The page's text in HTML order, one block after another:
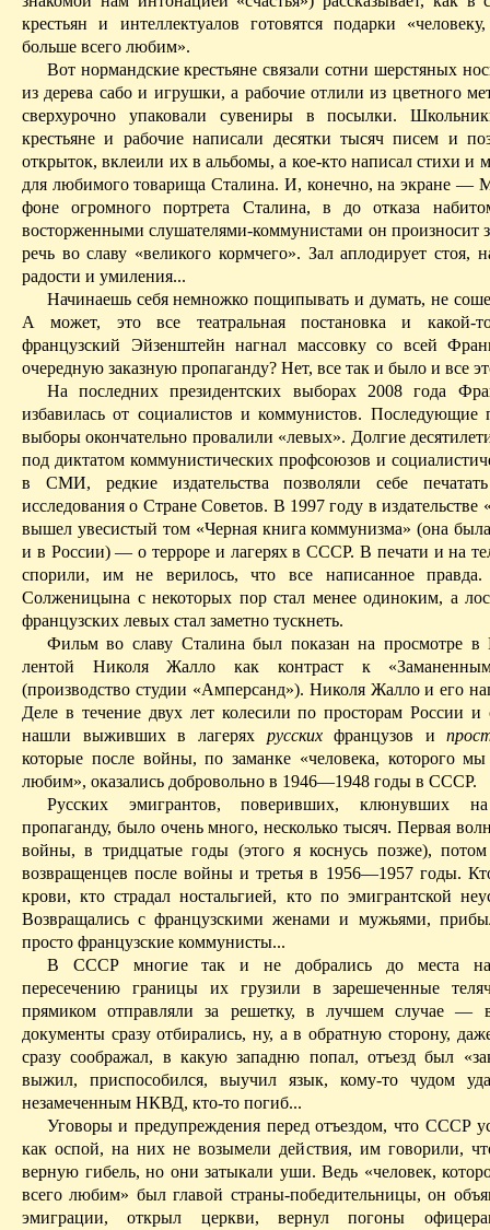
крестьян и интеллектуалов готовятся подарки
больше всего любим».
Вот нормандские крестьяне связали сотни шерстяных
из дерева сабо и игрушки, а рабочие отлили из цветного
сверх­урочно упаковали сувениры в посылки.
крестьяне и рабочие написали десятки тысяч писем и
открыток, вклеили их в альбомы, а кое-кто написал стихи и
для любимого товарища Сталина. И, конечно, на экране —
фоне огромного портрета Сталина, в до отказа
восторженными слушателями-коммунистами он произносит
речь во славу «великого корм­чего». Зал аплодирует стоя,
радости и умиления...
Начинаешь себя немножко пощипывать и думать, не
А может, это все театральная постановка и какой-
французский Эйзенштейн нагнал массовку со всей
очередную заказную пропаганду? Нет, все так и было и все
На последних президентских выборах 2008 года
избавилась от социалистов и коммунистов. Последующие
выборы окончательно провалили «левых». Долгие
под диктатом коммунистических профсоюзов и
в СМИ, редкие издательства позволяли себе печатать
исследования о Стране Сове­тов. В 1997 году в издательстве
вышел увесистый том «Черная книга коммунизма» (она
и в России) — о терроре и лагерях в СССР. В печати и на
спорили, им не верилось, что все написанное
Солженицына с некоторых пор стал менее одиноким, а
французских левых стал заметно тускнеть.
Фильм во славу Сталина был показан на просмотре в
лентой Нико­ляЖалло как контраст к
(производство студии «Амперсанд»). Николя Жаллои его
Деле в течение двух лет колесили по просторам России
нашли выживших в лагерях ­русскихфранцузов и
которые после войны, позаманке «человека, которого
любим», оказались добровольно в 1946—1948 годы в СССР.
Русских эмигрантов, поверивших, клюнувших
пропаганду, было очень много, несколько тысяч. Первая
войны, в три­дцатые годы (этого я коснусь позже), потом
возвращенцев после войны и третья в 1956—1957 годы.
крови, кто страдал ностальгией, кто по эмигрантской
Возвращались с французскими женами и мужьями,
просто французские коммунисты...
В СССР многие так и не добрались до места
пересечению границы их грузили в зарешеченные
прямиком отправляли за решетку, в лучшем случае —
документы сразу отбирались, ну, а в обратную сторону,
сразу соображал, в какую западню попал, отъезд был
выжил, приспособился, выучил язык, кому-то чудом
незамеченным НКВД, кто-то погиб...
Уговоры и предупреждения перед отъездом, что СССР
как оспой, на них не возымели действия, им говорили,
верную гибель, но они затыкали уши. Ведь «человек,
всего любим» был главой страны-победительницы, он
эмиграции, открыл церкви, вернул погоны